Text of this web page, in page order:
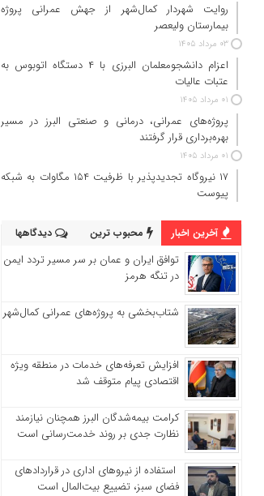
روایت شهردار کمال‌شهر از جهش عمرانی پروژه
بیمارستان ولیعصر
۰۳ مرداد ۱۴۰۵
اعزام دانشجو‌معلمان البرزی با ۴ دستگاه اتوبوس به
عتبات عالیات
۰۱ مرداد ۱۴۰۵
پروژه‌های عمرانی، درمانی و صنعتی البرز در مسیر
بهره‌برداری قرار گرفتند
۰۱ مرداد ۱۴۰۵
۱۷ نیروگاه تجدیدپذیر با ظرفیت ۱۵۴ مگاوات به شبکه
پیوست
آخرین اخبار محبوب ترین دیدگاهها
توافق ایران و عمان بر سر مسیر تردد ایمن
در تنگه هرمز
شتاب‌بخشی به پروژه‌های عمرانی کمال‌شهر
افزایش تعرفه‌های خدمات در منطقه ویژه
اقتصادی پیام متوقف شد
کرامت بیمه‌شدگان البرز همچنان نیازمند
نظارت جدی بر روند خدمت‌رسانی است
استفاده از نیروهای اداری در قراردادهای
فضای سبز، تضییع بیت‌المال است